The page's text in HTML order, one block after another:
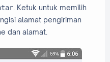
. Ketuk untuk memilih
alamat pengiriman
dan alamat.